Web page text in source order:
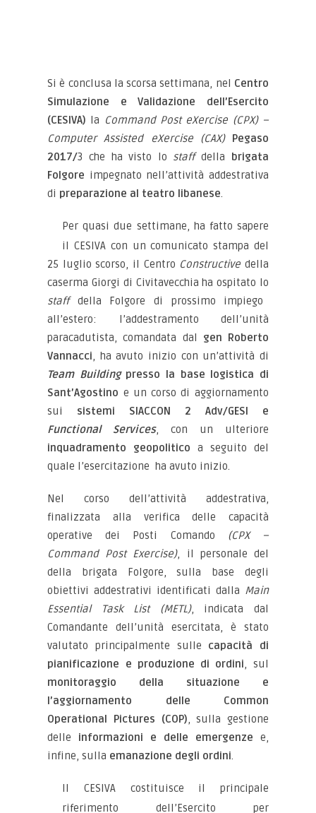
Si è conclusa la scorsa settimana, nel Centro
Simulazione e Validazione dell’Esercito
(CESIVA) la Command Post eXercise (CPX) –
Computer Assisted eXercise (CAX)
Pegaso
2017/3 che ha visto lo staffdella brigata
Folgore impegnato nell’attività addestrativa
di preparazione al teatro libanese.
Per quasi due settimane, ha fatto sapere
il CESIVA con un comunicato stampa del
25 luglio scorso, il Centro Constructive della
caserma Giorgi di Civitavecchia ha ospitato lo
staffdella Folgore di prossimo impiego
all’estero: l’addestramento dell’unità
paracadutista, comandata dal gen Roberto
Vannacci, ha avuto inizio con un’attività di
Team Buildingpresso la base logistica di
Sant’Agostino e un corso di aggiornamento
sui sistemi SIACCON 2 Adv/GESI e
Functional Services, con un ulteriore
inquadramento geopolitico a seguito del
quale l’esercitazione ha avuto inizio.
Nel corso dell’attività addestrativa,
finalizzata alla verifica delle capacità
operative dei Posti Comando (CPX –
Command Post Exercise), il personale del
della brigata Folgore, sulla base degli
obiettivi addestrativi identificati dalla Main
Essential Task List (METL), indicata dal
Comandante dell’unità esercitata, è stato
valutato principalmente sulle capacità di
pianificazione e produzione di ordini, sul
monitoraggio della situazione e
l’aggiornamento delle Common
Operational Pictures (COP), sulla gestione
delle informazioni e delle emergenze e,
infine, sulla emanazione degli ordini.
Il CESIVA costituisce il principale
riferimento dell’Esercito per